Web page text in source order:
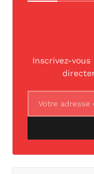
Inscrivez-